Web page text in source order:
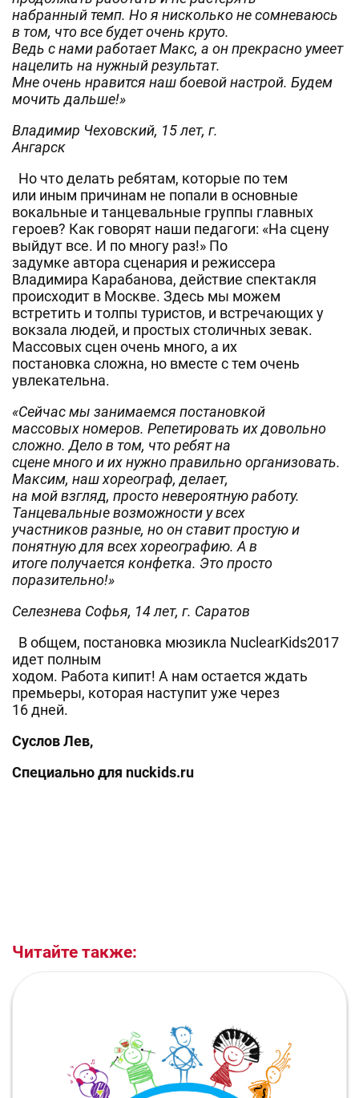
набранный темп. Но я нисколько не сомневаюсь
в том, что все будет очень круто.
Ведь с нами работает Макс, а он прекрасно умеет
нацелить на нужный результат.
Мне очень нравится наш боевой настрой. Будем
мочить дальше!»
Владимир Чеховский, 15 лет, г.
Ангарск
Но что делать ребятам, которые по тем
или иным причинам не попали в основные
вокальные и танцевальные группы главных
героев? Как говорят наши педагоги: «На сцену
выйдут все. И по многу раз!» По
задумке автора сценария и режиссера
Владимира Карабанова, действие спектакля
происходит в Москве. Здесь мы можем
встретить и толпы туристов, и встречающих у
вокзала людей, и простых столичных зевак.
Массовых сцен очень много, а их
постановка сложна, но вместе с тем очень
увлекательна.
«Сейчас мы занимаемся постановкой
массовых номеров. Репетировать их довольно
сложно. Дело в том, что ребят на
сцене много и их нужно правильно организовать.
Максим, наш хореограф, делает,
на мой взгляд, просто невероятную работу.
Танцевальные возможности у всех
участников разные, но он ставит простую и
понятную для всех хореографию. А в
итоге получается конфетка. Это просто
поразительно!»
Селезнева Софья, 14 лет, г. Саратов
В общем, постановка мюзикла NuclearKids2017
идет полным
ходом. Работа кипит! А нам остается ждать
премьеры, которая наступит уже через
16 дней.
Суслов Лев,
Специально для nuckids.ru
Читайте также: